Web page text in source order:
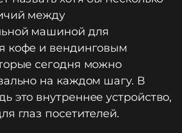
между
машиной для
кофе и вендинговым
сегодня можно
на каждом шагу. В
это внутреннее устройство,
глаз посетителей.